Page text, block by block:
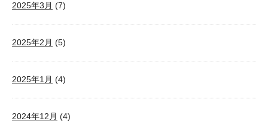
2025年3月 (7)
2025年2月 (5)
2025年1月 (4)
2024年12月 (4)